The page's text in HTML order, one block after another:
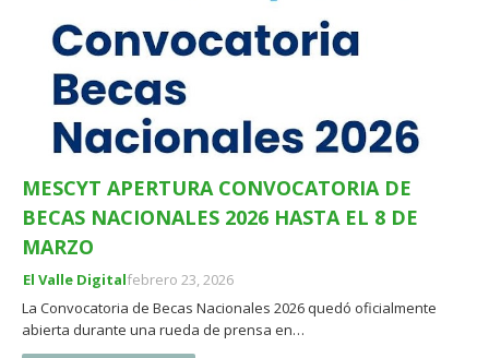
MESCYT APERTURA CONVOCATORIA DE
BECAS NACIONALES 2026 HASTA EL 8 DE
MARZO
El Valle Digitalfebrero 23, 2026
La Convocatoria de Becas Nacionales 2026 quedó oficialmente
abierta durante una rueda de prensa en…